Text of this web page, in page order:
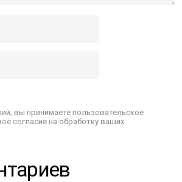
вы принимаете пользовательское
согласие на обработку ваших